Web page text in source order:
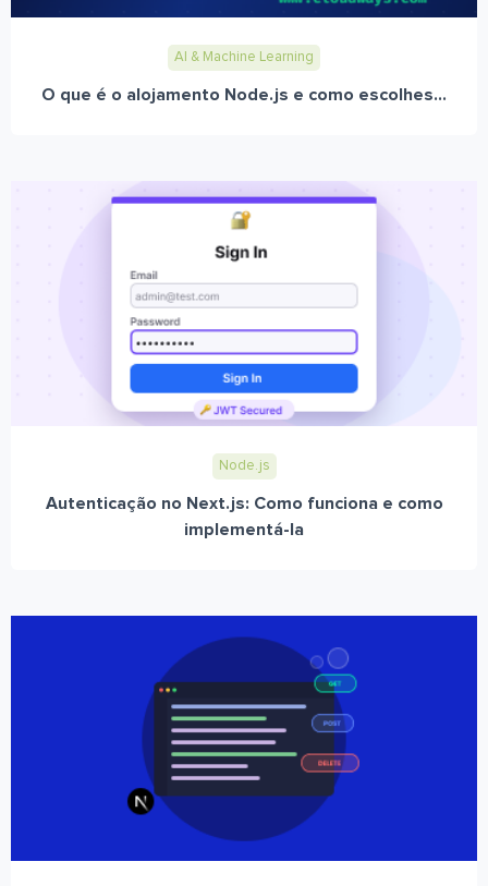
AI & Machine Learning
O que é o alojamento Node.js e como escolhes...
Node.js
Autenticação no Next.js: Como funciona e como
implementá-la